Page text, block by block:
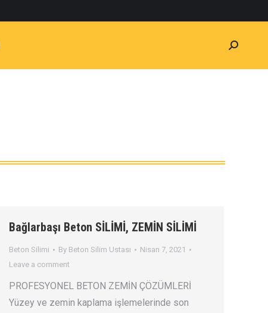
Bağlarbaşı Beton SİLİMİ, ZEMİN SİLİMİ
Beton Silimi By Beton Silim Ustası
Nisan 7, 2021
Leave a comment
PROFESYONEL BETON ZEMİN ÇÖZÜMLERİ
Yüzey ve zemin kaplama işlemelerinde son